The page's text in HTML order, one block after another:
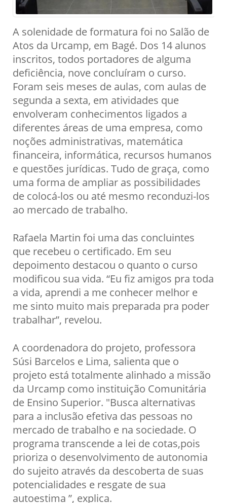
A solenidade de formatura foi no Salão de
Atos da Urcamp, em Bagé. Dos 14 alunos
inscritos, todos portadores de alguma
deficiência, nove concluíram o curso.
Foram seis meses de aulas, com aulas de
segunda a sexta, em atividades que
envolveram conhecimentos ligados a
diferentes áreas de uma empresa, como
noções administrativas, matemática
financeira, informática, recursos humanos
e questões jurídicas. Tudo de graça, como
uma forma de ampliar as possibilidades
de colocá-los ou até mesmo reconduzi-los
ao mercado de trabalho.
Rafaela Martin foi uma das concluintes
que recebeu o certificado. Em seu
depoimento destacou o quanto o curso
modificou sua vida. “Eu fiz amigos pra toda
a vida, aprendi a me conhecer melhor e
me sinto muito mais preparada pra poder
trabalhar”, revelou.
A coordenadora do projeto, professora
Súsi Barcelos e Lima, salienta que o
projeto está totalmente alinhado a missão
da Urcamp como instituição Comunitária
de Ensino Superior. "Busca alternativas
para a inclusão efetiva das pessoas no
mercado de trabalho e na sociedade. O
programa transcende a lei de cotas,pois
prioriza o desenvolvimento de autonomia
do sujeito através da descoberta de suas
potencialidades e resgate de sua
autoestima ”, explica.